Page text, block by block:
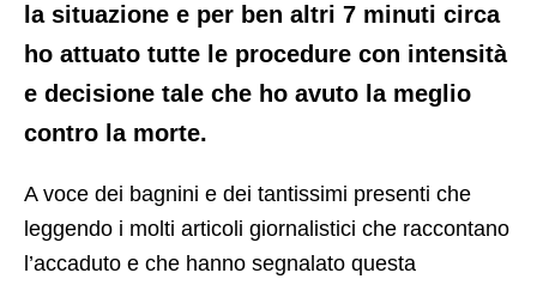
la situazione e per ben altri 7 minuti circa
ho attuato tutte le procedure con intensità
e decisione tale che ho avuto la meglio
contro la morte.
A voce dei bagnini e dei tantissimi presenti che
leggendo i molti articoli giornalistici che raccontano
l’accaduto e che hanno segnalato questa